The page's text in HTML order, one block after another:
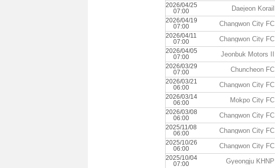
2026/04/25
07:00
Daejeon Korail
2026/04/19
07:00
Changwon City FC
2026/04/11
07:00
Changwon City FC
2026/04/05
07:00
Jeonbuk Motors II
2026/03/29
07:00
Chuncheon FC
2026/03/21
06:00
Changwon City FC
2026/03/14
06:00
Mokpo City FC
2026/03/08
06:00
Changwon City FC
2025/11/08
06:00
Changwon City FC
2025/10/26
06:00
Changwon City FC
2025/10/04
07:00
Gyeongju KHNP